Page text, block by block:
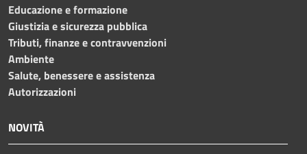
Educazione e formazione
Giustizia e sicurezza pubblica
Tributi, finanze e contravvenzioni
Ambiente
Salute, benessere e assistenza
Autorizzazioni
NOVITÀ